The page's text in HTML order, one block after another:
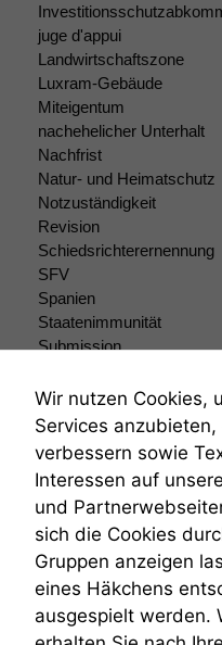
juge d'appui
Landwirtschaftszone
Luxram-Gebäude
Miteigentum
nachehelicher Unterhalt
Nachfrist
Natur- und Heimatschutz
Notzuständigkeit
Revision
Schiedsrichterernennung
SFV
Spanien
Staatenimmunität
Submission
Teilungsklage
Venezuela
VRK
Zivilprozessordnung
ZPO
Zustellfiktion
Zuständigkeit
Öffentliches
Öffentlichkeitsprinzip
Wir nutzen Cookies,
Services
verbessern sowie
Interessen auf
und
sich die Cookies
Gruppen anzeigen
eines Häkchens
ausgespielt werden.